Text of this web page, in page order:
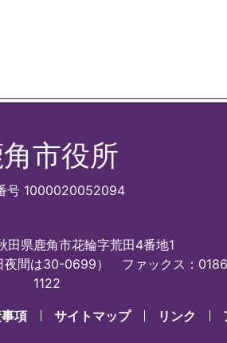
市役所
号 1000020052094
県鹿角市花輪字荒田4番地1
間は30-0699）
ファックス：
1122
項 サイトマップ リンク